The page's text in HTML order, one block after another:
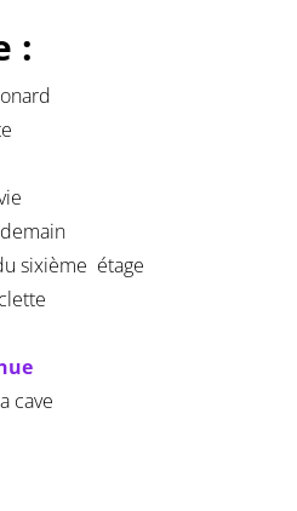
:
sixième étage
cave